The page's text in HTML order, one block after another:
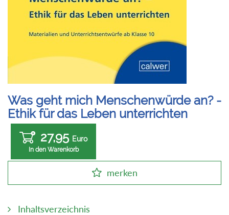
Was geht mich Menschenwürde an? -
Ethik für das Leben unterrichten
27,95 Euro
In den Warenkorb
merken
Inhaltsverzeichnis